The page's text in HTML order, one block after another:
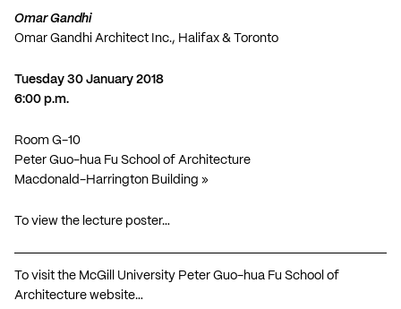
Omar Gandhi
Omar Gandhi Architect Inc., Halifax & Toronto
Tuesday 30 January 2018
6:00 p.m.
Room G-10
Peter Guo-hua Fu School of Architecture
Macdonald-Harrington Building »
To view the lecture poster…
To visit the McGill University Peter Guo-hua Fu School of
Architecture website…